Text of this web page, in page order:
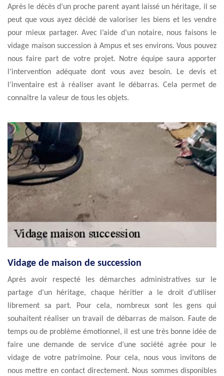
Après le décès d’un proche parent ayant laissé un héritage, il se
peut que vous ayez décidé de valoriser les biens et les vendre
pour mieux partager. Avec l’aide d’un notaire, nous faisons le
vidage maison succession à Ampus et ses environs. Vous pouvez
nous faire part de votre projet. Notre équipe saura apporter
l’intervention adéquate dont vous avez besoin. Le devis et
l’inventaire est à réaliser avant le débarras. Cela permet de
connaître la valeur de tous les objets.
Vidage de maison de succession
Après avoir respecté les démarches administratives sur le
partage d’un héritage, chaque héritier a le droit d’utiliser
librement sa part. Pour cela, nombreux sont les gens qui
souhaitent réaliser un travail de débarras de maison. Faute de
temps ou de problème émotionnel, il est une très bonne idée de
faire une demande de service d’une société agrée pour le
vidage de votre patrimoine. Pour cela, nous vous invitons de
nous mettre en contact directement. Nous sommes disponibles